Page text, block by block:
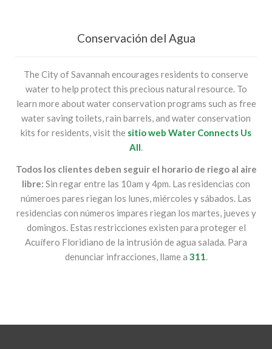
Conservación del Agua
The City of Savannah encourages residents to conserve
water to help protect this precious natural resource. To
learn more about water conservation programs such as free
water saving toilets, rain barrels, and water conservation
kits for residents, visit the sitio web Water Connects Us
All.
Todos los clientes deben seguir el horario de riego al aire
libre: Sin regar entre las 10am y 4pm. Las residencias con
númeroes pares riegan los lunes, miércoles y sábados. Las
residencias con números impares riegan los martes, jueves y
domingos. Estas restricciones existen para proteger el
Acuífero Floridiano de la intrusión de agua salada. Para
denunciar infracciones, llame a 311.